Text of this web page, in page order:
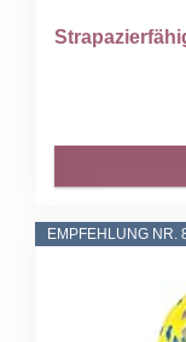
EMPFEHLUNG NR.